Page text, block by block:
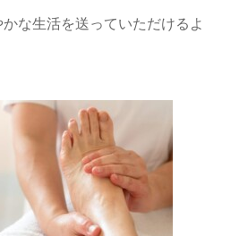
な生活を送っていただけるよ